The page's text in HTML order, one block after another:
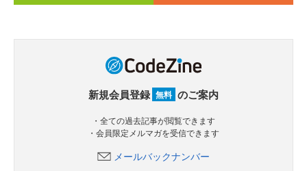
新規会員登録 無料 のご案内
・全ての過去記事が閲覧できます
・会員限定メルマガを受信できます
メールバックナンバー